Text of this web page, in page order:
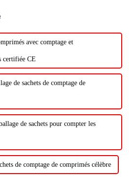
avec comptage et
certifiée CE
de sachets de comptage de
de sachets pour compter les
de comptage de comprimés célèbre